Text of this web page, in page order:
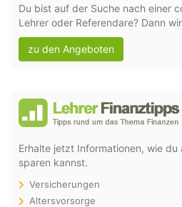
Du bist auf der Suche nach einer
Lehrer oder Referendare? Dann
zu den Angeboten
Erhalte jetzt Informationen, wie du
sparen kannst.
Versicherungen
Altersvorsorge